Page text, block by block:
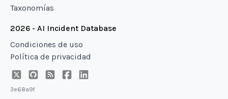
Taxonomías
2026 - AI Incident Database
Condiciones de uso
Política de privacidad
3e68a9f